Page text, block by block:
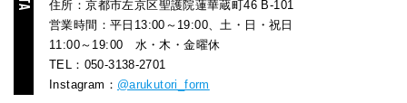
住所：京都市左京区聖護院蓮華蔵町46 B-101
営業時間：平日13:00～19:00、土・日・祝日
11:00～19:00 水・木・金曜休
TEL：050-3138-2701
Instagram： @arukutori_form